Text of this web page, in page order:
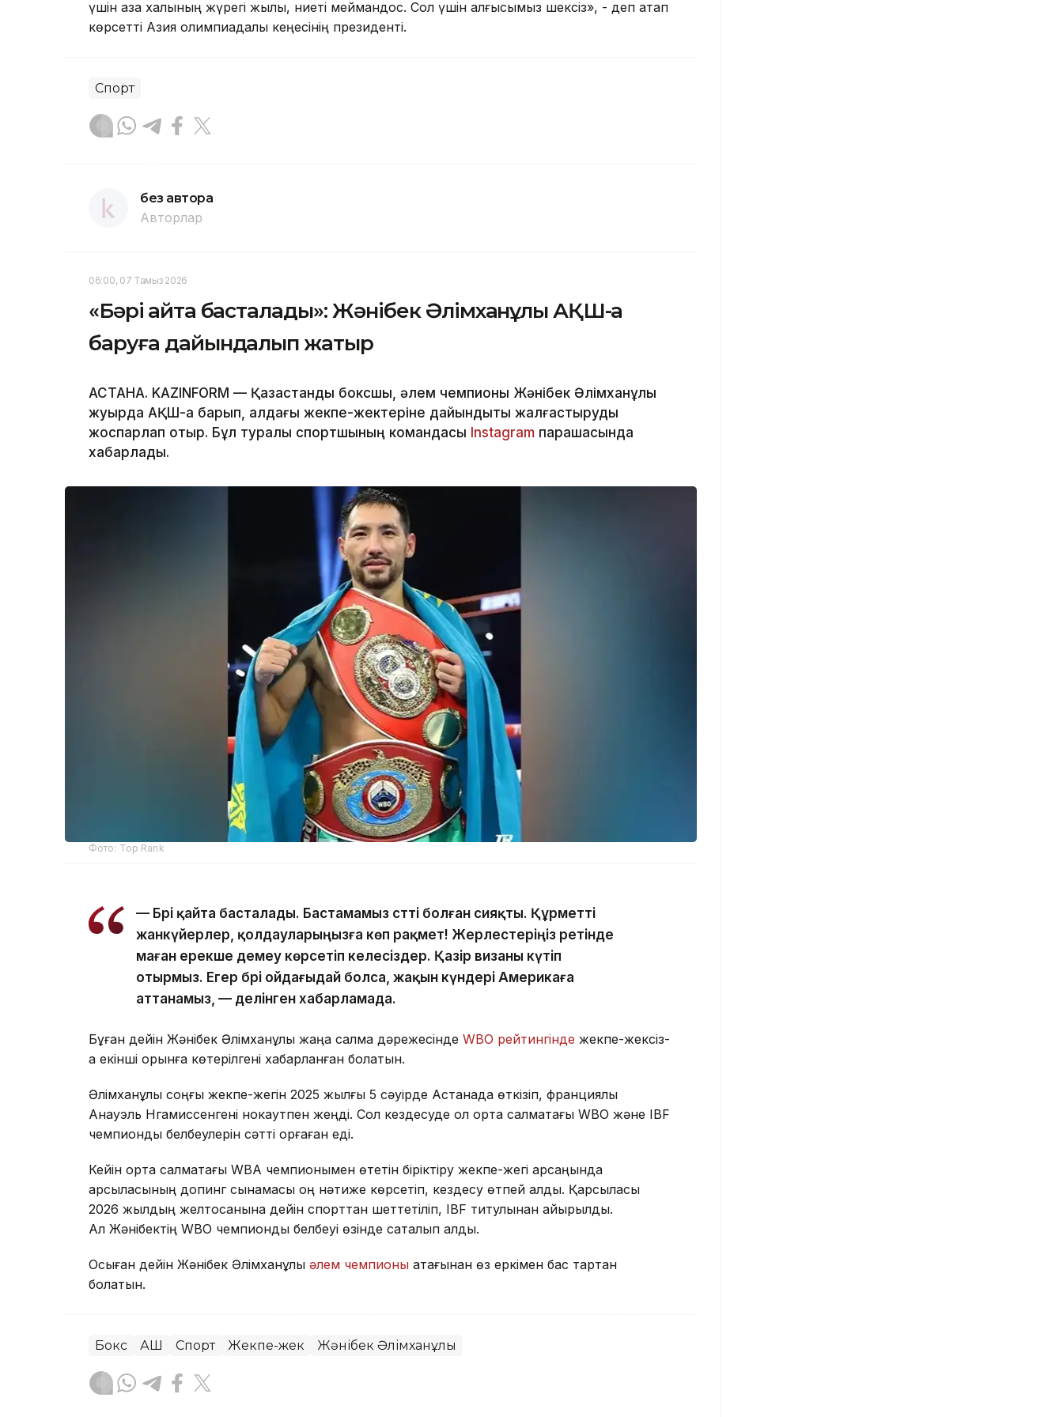
үшін қазақ халқының жүрегі жылы, ниеті меймандос. Сол үшін алғысымыз шексіз», - деп атап
көрсетті Азия олимпиадалық кеңесінің президенті.
Спорт
без автора
Авторлар
06:00, 07 Тамыз 2026
«Бәрі қайта басталады»: Жәнібек Әлімханұлы АҚШ-қа
баруға дайындалып жатыр
АСТАНА. KAZINFORM — Қазақстандық боксшы, әлем чемпионы Жәнібек Әлімханұлы
жуырда АҚШ-қа барып, алдағы жекпе-жектеріне дайындықты жалғастыруды
жоспарлап отыр. Бұл туралы спортшының командасы Instagram парақшасында
хабарлады.
Фото: Top Rank
— Бәрі қайта басталады. Бастамамыз сәтті болған сияқты. Құрметті
жанкүйерлер, қолдауларыңызға көп рақмет! Жерлестеріңіз ретінде
маған ерекше демеу көрсетіп келесіздер. Қазір визаны күтіп
отырмыз. Егер бәрі ойдағыдай болса, жақын күндері Америкаға
аттанамыз, — делінген хабарламада.
Бұған дейін Жәнібек Әлімханұлы жаңа салмақ дәрежесінде WBO рейтингінде жекпе-жексіз-
ақ екінші орынға көтерілгені хабарланған болатын.
Әлімханұлы соңғы жекпе-жегін 2025 жылғы 5 сәуірде Астанада өткізіп, франциялық
Анауэль Нгамиссенгені нокаутпен жеңді. Сол кездесуде ол орта салмақтағы WBO және IBF
чемпиондық белбеулерін сәтті қорғаған еді.
Кейін орта салмақтағы WBA чемпионымен өтетін біріктіру жекпе-жегі қарсаңында
қарсыласының допинг сынамасы оң нәтиже көрсетіп, кездесу өтпей қалды. Қарсыласы
2026 жылдың желтоқсанына дейін спорттан шеттетіліп, IBF титулынан айырылды.
Ал Жәнібектің WBO чемпиондық белбеуі өзінде сақталып қалды.
Осыған дейін Жәнібек Әлімханұлы әлем чемпионы атағынан өз еркімен бас тартқан
болатын.
Бокс АҚШ Спорт Жекпе-жек Жәнібек Әлімханұлы